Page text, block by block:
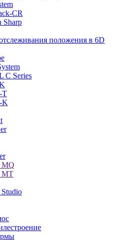
CR
Sharp
положения в 6D
C Series
T
K
MT